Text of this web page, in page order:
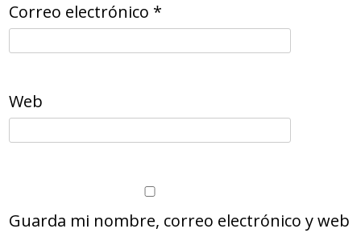
Correo electrónico *
Web
Guarda mi nombre, correo electrónico y web